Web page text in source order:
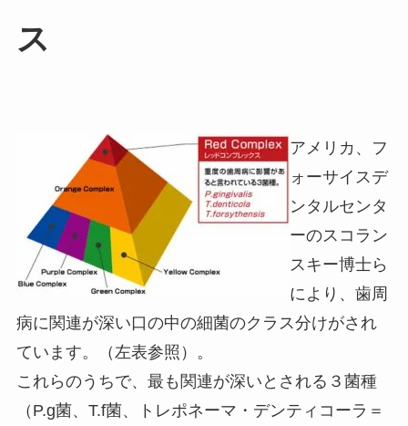
ス
アメリカ、フ
ォーサイスデ
ンタルセンタ
ーのスコラン
スキー博士ら
により、歯周
病に関連が深い口の中の細菌のクラス分けがされ
ています。（左表参照）。
これらのうちで、最も関連が深いとされる３菌種
（P.g菌、T.f菌、トレポネーマ・デンティコーラ＝